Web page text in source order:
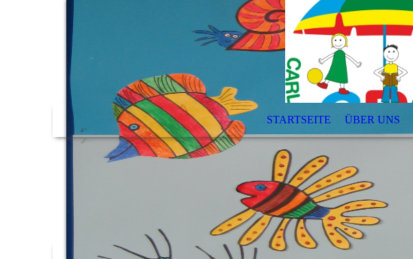
STARTSEITE ÜBER UNS